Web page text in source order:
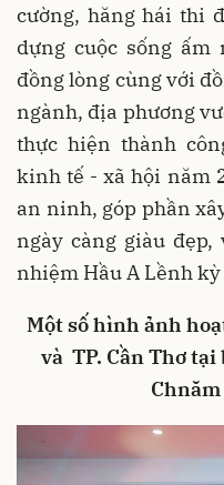
cường, hăng hái thi
dựng cuộc sống ấm
đồng lòng cùng với
ngành, địa phương
thực hiện thành
kinh tế - xã hội năm
an ninh, góp phần
ngày càng giàu đẹp,
nhiệm Hầu A Lềnh
Một số hình ảnh
và TP. Cần Thơ